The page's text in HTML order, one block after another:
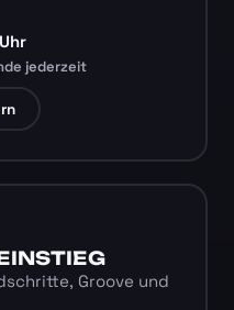
jederzeit
Groove und